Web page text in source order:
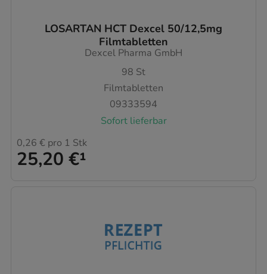
LOSARTAN HCT Dexcel 50/12,5mg
Filmtabletten
Dexcel Pharma GmbH
98 St
Filmtabletten
09333594
Sofort lieferbar
25,20 €¹
0,26 € pro 1 Stk